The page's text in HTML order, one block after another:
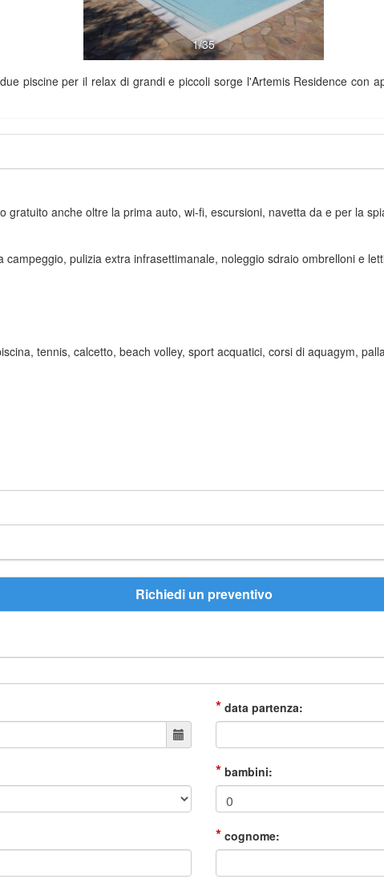
1/35
piscine per il relax di grandi e piccoli sorge l'Artemis Residence con
anche oltre la prima auto, wi-fi, escursioni, navetta da e per la
pulizia extra infrasettimanale, noleggio sdraio ombrelloni e
tennis, calcetto, beach volley, sport acquatici, corsi di aquagym,
Richiedi un preventivo
* data partenza:
* bambini:
* cognome: